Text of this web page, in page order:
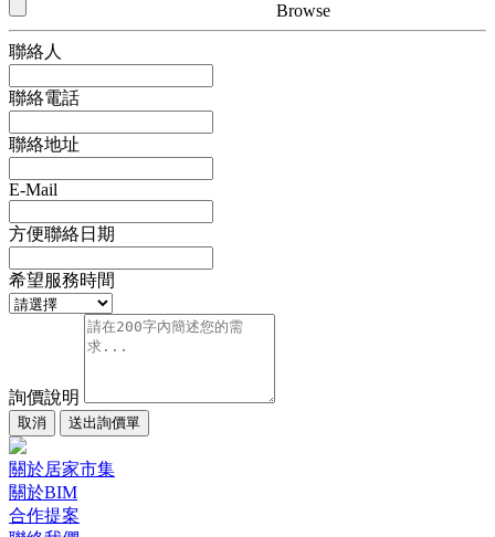
Browse
聯絡人
聯絡電話
聯絡地址
E-Mail
方便聯絡日期
希望服務時間
詢價說明
取消 送出詢價單
關於居家市集
關於BIM
合作提案